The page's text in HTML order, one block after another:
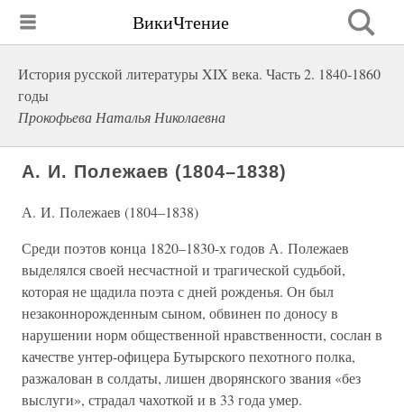
ВикиЧтение
История русской литературы XIX века. Часть 2. 1840-1860
годы
Прокофьева Наталья Николаевна
А. И. Полежаев (1804–1838)
А. И. Полежаев (1804–1838)
Среди поэтов конца 1820–1830-х годов А. Полежаев
выделялся своей несчастной и трагической судьбой,
которая не щадила поэта с дней рожденья. Он был
незаконнорожденным сыном, обвинен по доносу в
нарушении норм общественной нравственности, сослан в
качестве унтер-офицера Бутырского пехотного полка,
разжалован в солдаты, лишен дворянского звания «без
выслуги», страдал чахоткой и в 33 года умер.